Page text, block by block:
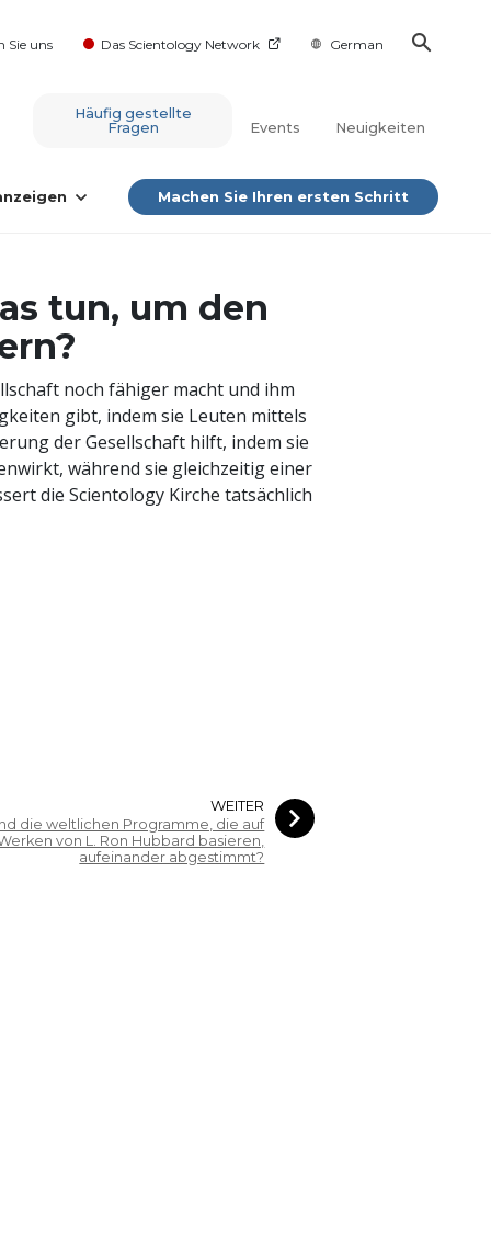
Sie uns Das Scientology Network German
Häufig gestellte
Fragen
Events Neuigkeiten
Machen Sie Ihren ersten Schritt
tun, um den
noch fähiger macht und ihm
gibt, indem sie Leuten mittels
der Gesellschaft hilft, indem sie
während sie gleichzeitig einer
die Scientology Kirche tatsächlich
WEITER
die weltlichen Programme, die auf
von L. Ron Hubbard basieren,
aufeinander abgestimmt?